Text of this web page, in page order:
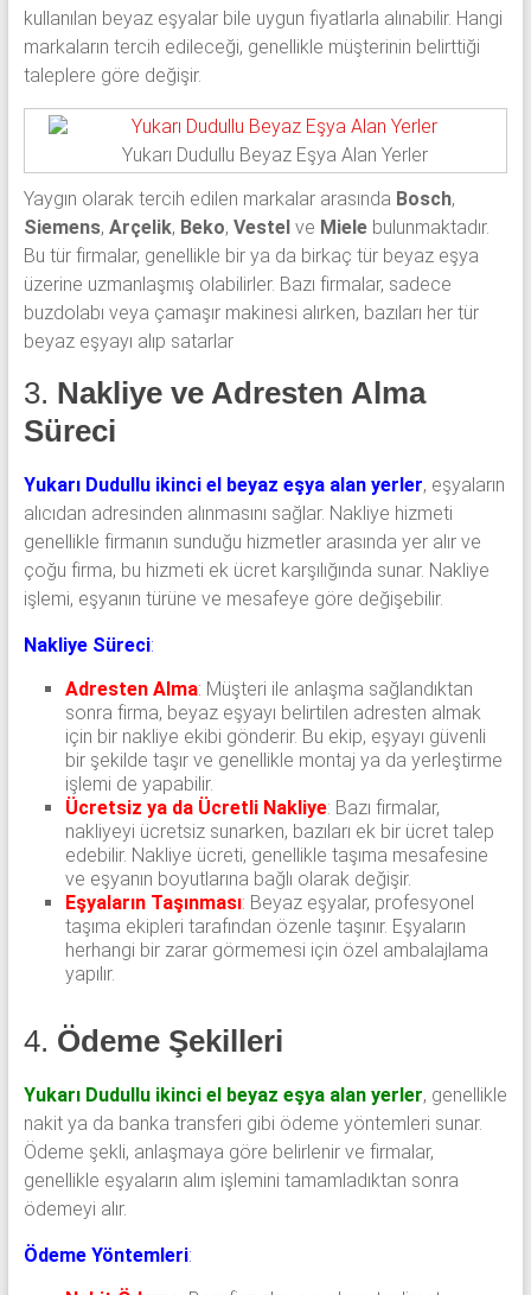
kullanılan beyaz eşyalar bile uygun fiyatlarla alınabilir. Hangi
markaların tercih edileceği, genellikle müşterinin belirttiği
taleplere göre değişir.
Yukarı Dudullu Beyaz Eşya Alan Yerler
Yaygın olarak tercih edilen markalar arasında Bosch,
Siemens, Arçelik, Beko, Vestelve Mielebulunmaktadır.
Bu tür firmalar, genellikle bir ya da birkaç tür beyaz eşya
üzerine uzmanlaşmış olabilirler. Bazı firmalar, sadece
buzdolabı veya çamaşır makinesi alırken, bazıları her tür
beyaz eşyayı alıp satarlar
3. Nakliye ve Adresten Alma
Süreci
Yukarı Dudullu ikinci el beyaz eşya alan yerler, eşyaların
alıcıdan adresinden alınmasını sağlar. Nakliye hizmeti
genellikle firmanın sunduğu hizmetler arasında yer alır ve
çoğu firma, bu hizmeti ek ücret karşılığında sunar. Nakliye
işlemi, eşyanın türüne ve mesafeye göre değişebilir.
Nakliye Süreci:
Adresten Alma: Müşteri ile anlaşma sağlandıktan
sonra firma, beyaz eşyayı belirtilen adresten almak
için bir nakliye ekibi gönderir. Bu ekip, eşyayı güvenli
bir şekilde taşır ve genellikle montaj ya da yerleştirme
işlemi de yapabilir.
Ücretsiz ya da Ücretli Nakliye: Bazı firmalar,
nakliyeyi ücretsiz sunarken, bazıları ek bir ücret talep
edebilir. Nakliye ücreti, genellikle taşıma mesafesine
ve eşyanın boyutlarına bağlı olarak değişir.
Eşyaların Taşınması: Beyaz eşyalar, profesyonel
taşıma ekipleri tarafından özenle taşınır. Eşyaların
herhangi bir zarar görmemesi için özel ambalajlama
yapılır.
4. Ödeme Şekilleri
Yukarı Dudullu ikinci el beyaz eşya alan yerler, genellikle
nakit ya da banka transferi gibi ödeme yöntemleri sunar.
Ödeme şekli, anlaşmaya göre belirlenir ve firmalar,
genellikle eşyaların alım işlemini tamamladıktan sonra
ödemeyi alır.
Ödeme Yöntemleri: